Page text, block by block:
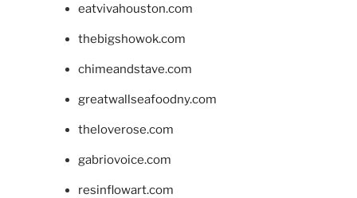
eatvivahouston.com
thebigshowok.com
chimeandstave.com
greatwallseafoodny.com
theloverose.com
gabriovoice.com
resinflowart.com